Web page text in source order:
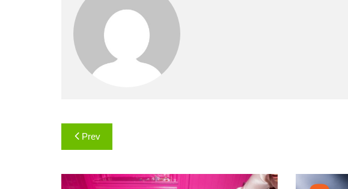
Навигация
Prev